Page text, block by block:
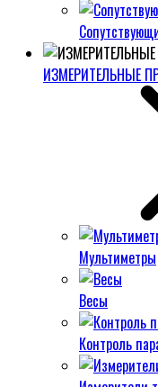
ИЗМЕРИТЕЛЬНЫЕ
Мультиметры
Весы
Контроль